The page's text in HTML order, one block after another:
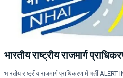
भारतीय राष्ट्रीय राजमार्ग
भारतीय राष्ट्रीय राजमार्ग प्राधिकरण में भर्ती